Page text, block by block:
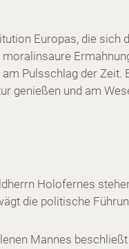
Europas, die sich
Pulsschlag der Zeit.
genießen und am
Holofernes
die politische
Mannes